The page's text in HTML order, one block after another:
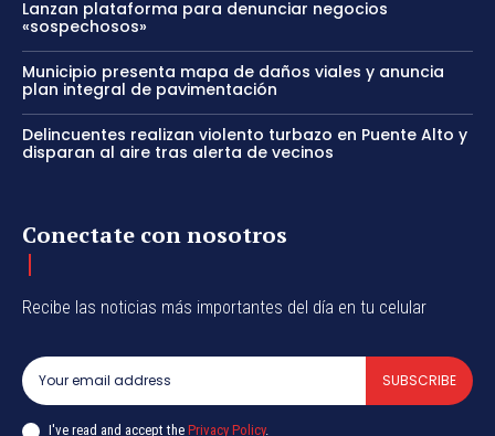
Lanzan plataforma para denunciar negocios
«sospechosos»
Municipio presenta mapa de daños viales y anuncia
plan integral de pavimentación
Delincuentes realizan violento turbazo en Puente Alto y
disparan al aire tras alerta de vecinos
Conectate con nosotros
Recibe las noticias más importantes del día en tu celular
SUBSCRIBE
I've read and accept the Privacy Policy.